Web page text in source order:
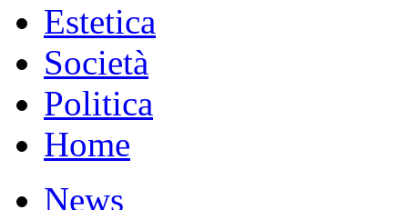
Estetica
Società
Politica
Home
News